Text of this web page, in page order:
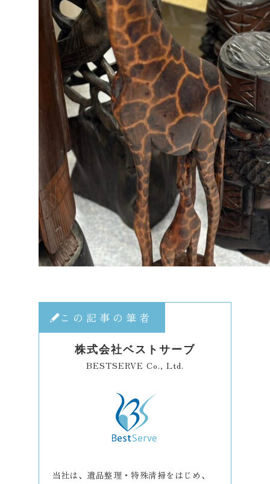
この記事の筆者
株式会社ベストサーブ
BESTSERVE Co., Ltd.
当社は、遺品整理・特殊清掃をはじめ、